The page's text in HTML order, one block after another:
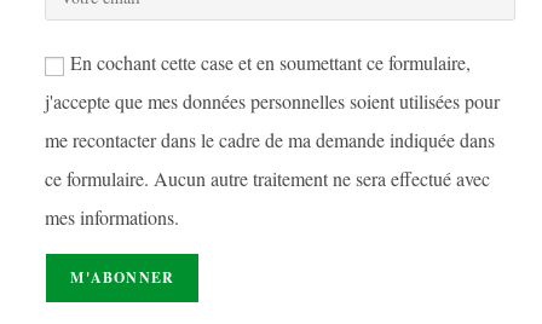
En cochant cette case et en soumettant ce formulaire,
j'accepte que mes données personnelles soient utilisées pour
me recontacter dans le cadre de ma demande indiquée dans
ce formulaire. Aucun autre traitement ne sera effectué avec
mes informations.